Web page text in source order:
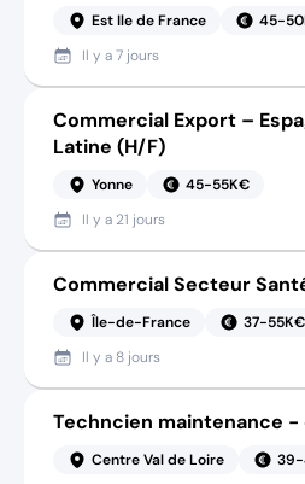
Est Ile de France
45-
Il y a7 jours
Commercial Export –
Latine (H/F)
Yonne
45-55K€
Il y a 21 jours
Commercial Secteur
Île-de-France
37-55K€
Il y a 8 jours
Techncien maintenance
Centre Val de Loire